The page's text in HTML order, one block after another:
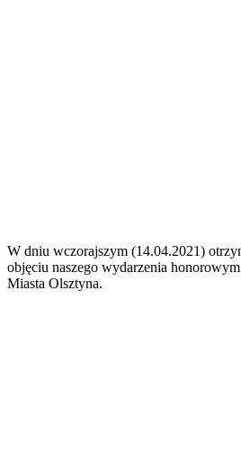
W dniu wczorajszym (14.04.2021)
objęciu naszego wydarzenia
Miasta Olsztyna.